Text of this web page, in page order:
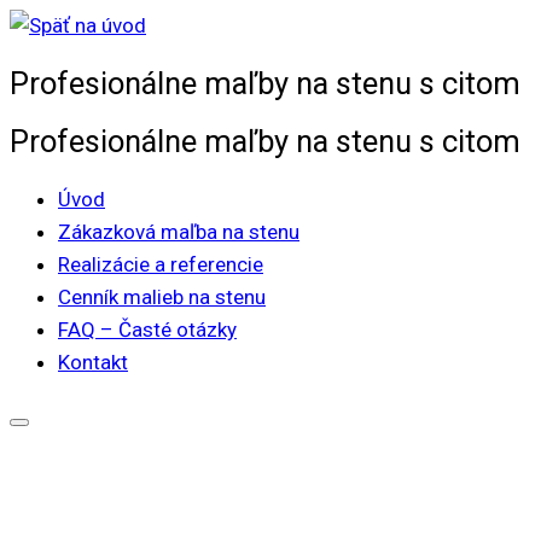
Skip
content
Profesionálne maľby na stenu s citom
Profesionálne maľby na stenu s citom
Úvod
Zákazková maľba na stenu
Realizácie a referencie
Cenník malieb na stenu
FAQ – Časté otázky
Kontakt